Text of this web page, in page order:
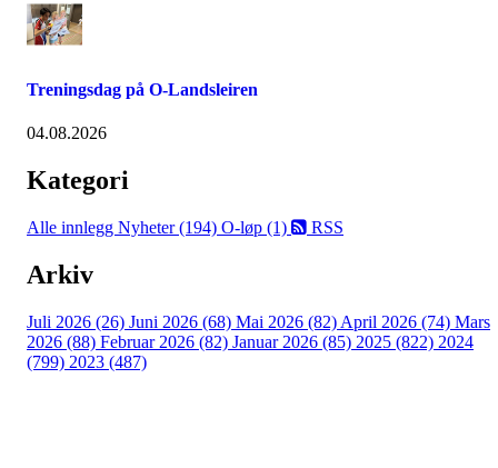
Treningsdag på O-Landsleiren
04.08.2026
Kategori
Alle innlegg Nyheter (194) O-løp (1) RSS
Arkiv
Juli 2026 (26) Juni 2026 (68) Mai 2026 (82) April 2026 (74) Mars
2026 (88) Februar 2026 (82) Januar 2026 (85) 2025 (822) 2024
(799) 2023 (487)